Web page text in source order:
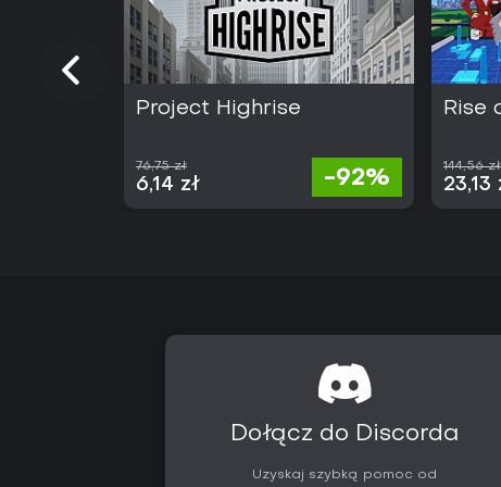
Project Highrise
76,75 zł
6,14 zł -92%
Rise
144,56 zł
23,13
Dołącz do Discorda
Uzyskaj szybką pomoc od